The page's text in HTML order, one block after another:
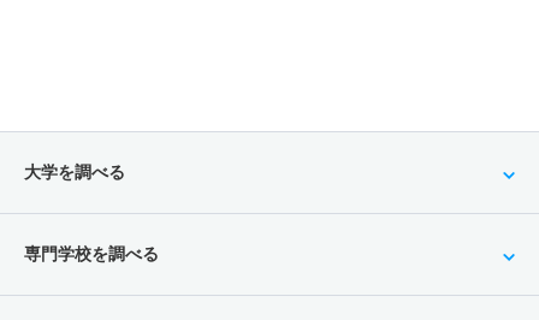
大学を調べる
専門学校を調べる